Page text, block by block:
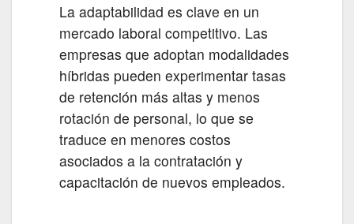
La adaptabilidad es clave en un
mercado laboral competitivo. Las
empresas que adoptan modalidades
híbridas pueden experimentar tasas
de retención más altas y menos
rotación de personal, lo que se
traduce en menores costos
asociados a la contratación y
capacitación de nuevos empleados.